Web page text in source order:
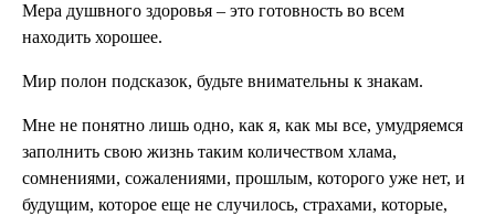
Мера душвного здоровья – это готовность во всем
находить хорошее.
Мир полон подсказок, будьте внимательны к знакам.
Мне не понятно лишь одно, как я, как мы все, умудряемся
заполнить свою жизнь таким количеством хлама,
сомнениями, сожалениями, прошлым, которого уже нет, и
будущим, которое еще не случилось, страхами, которые,